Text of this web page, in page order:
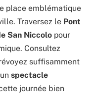
place emblématique
Traversez le Pont
San Niccolo pour
Consultez
suffisamment
spectacle
journée bien